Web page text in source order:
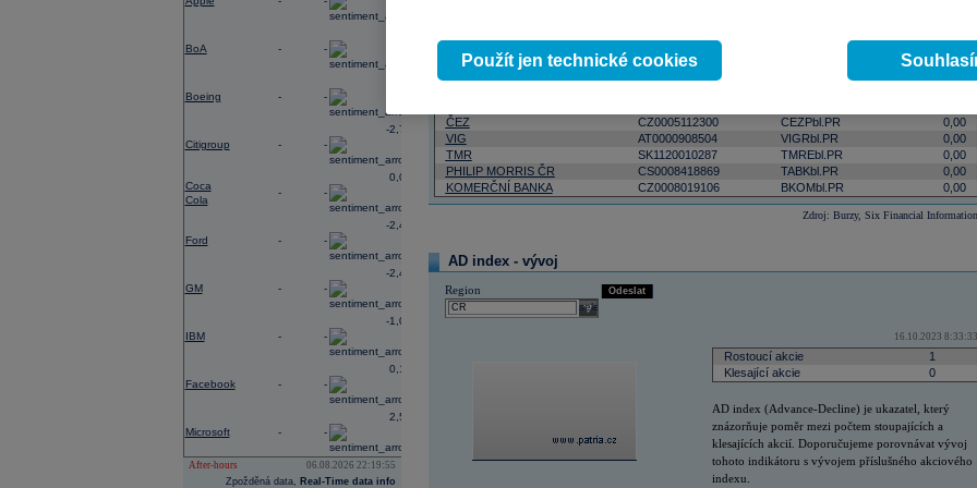
BoA - -
Boeing - -
Citigroup - -
-2,78
Coca
Cola
- -
0,02
Ford - -
-2,41
GM - -
-2,49
IBM - -
-1,06
Facebook - -
0,19
Microsoft - -
2,54
After-hours
06.08.2026 22:19:55
Zpožděná data, Real-Time data info
06.08.2026 17:00:03
Název ISIN
ČEZ
CZ0005112300 CEZPbl.PR
0,00
VIG
AT0000908504 VIGRbl.PR
0,00
TMR
SK1120010287 TMREbl.PR
0,00
PHILIP MORRIS ČR
CS0008418869 TABKbl.PR
0,00
KOMERČNÍ BANKA
CZ0008019106 BKOMbl.PR 0,00
Zdroj: Burzy, Six Financial Information
AD index - vývoj
Region
select
Odeslat
16.10.2023 8:33:33
Rostoucí akcie
1
Klesající akcie
0
AD index (Advance-Decline) je ukazatel, který
znázorňuje poměr mezi počtem stoupajících a
klesajících akcií. Doporučujeme porovnávat vývoj
tohoto indikátoru s vývojem příslušného akciového
indexu.
Použít jen technické cookies